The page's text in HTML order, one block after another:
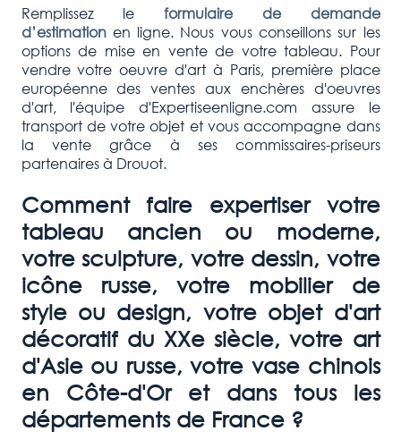
Remplissez le formulaire de demande
d’estimation en ligne. Nous vous conseillons sur les
options de mise en vente de votre tableau. Pour
vendre votre oeuvre d'art à Paris, première place
européenne des ventes aux enchères d'oeuvres
d'art, l'équipe d'Expertiseenligne.com assure le
transport de votre objet et vous accompagne dans
la vente grâce à ses commissaires-priseurs
partenaires à Drouot.
Comment faire expertiser votre
tableau ancien ou moderne,
votre sculpture, votre dessin, votre
icône russe, votre mobilier de
style ou design, votre objet d'art
décoratif du XXe siècle, votre art
d'Asie ou russe, votre vase chinois
en Côte-d'Or et dans tous les
départements de France ?